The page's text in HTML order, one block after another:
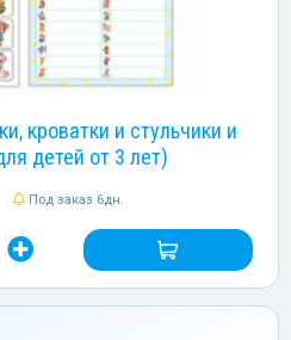
кроватки и стульчики и
детей от 3 лет)
Под заказ 6дн.